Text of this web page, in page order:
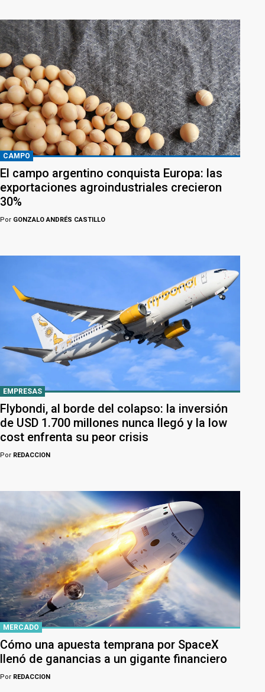
CAMPO
El campo argentino conquista Europa: las
exportaciones agroindustriales crecieron
30%
Por GONZALO ANDRÉS CASTILLO
EMPRESAS
Flybondi, al borde del colapso: la inversión
de USD 1.700 millones nunca llegó y la low
cost enfrenta su peor crisis
Por REDACCION
MERCADO
Cómo una apuesta temprana por SpaceX
llenó de ganancias a un gigante financiero
Por REDACCION